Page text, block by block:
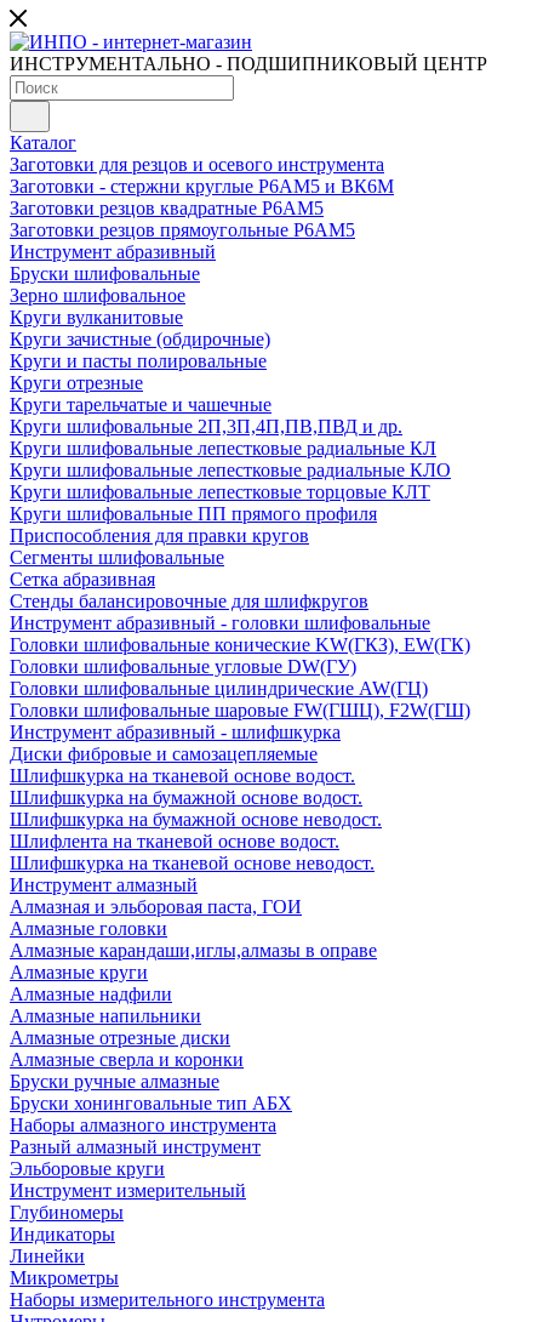
ИНСТРУМЕНТАЛЬНО - ПОДШИПНИКОВЫЙ ЦЕНТР
Каталог
Заготовки для резцов и осевого инструмента
Заготовки - стержни круглые Р6АМ5 и ВК6М
Заготовки резцов квадратные Р6АМ5
Заготовки резцов прямоугольные Р6АМ5
Инструмент абразивный
Бруски шлифовальные
Зерно шлифовальное
Круги вулканитовые
Круги зачистные (обдирочные)
Круги и пасты полировальные
Круги отрезные
Круги тарельчатые и чашечные
Круги шлифовальные 2П,3П,4П,ПВ,ПВД и др.
Круги шлифовальные лепестковые радиальные КЛ
Круги шлифовальные лепестковые радиальные КЛО
Круги шлифовальные лепестковые торцовые КЛТ
Круги шлифовальные ПП прямого профиля
Приспособления для правки кругов
Сегменты шлифовальные
Сетка абразивная
Стенды балансировочные для шлифкругов
Инструмент абразивный - головки шлифовальные
Головки шлифовальные конические KW(ГКЗ), EW(ГК)
Головки шлифовальные угловые DW(ГУ)
Головки шлифовальные цилиндрические AW(ГЦ)
Головки шлифовальные шаровые FW(ГШЦ), F2W(ГШ)
Инструмент абразивный - шлифшкурка
Диски фибровые и самозацепляемые
Шлифшкурка на тканевой основе водост.
Шлифшкурка на бумажной основе водост.
Шлифшкурка на бумажной основе неводост.
Шлифлента на тканевой основе водост.
Шлифшкурка на тканевой основе неводост.
Инструмент алмазный
Алмазная и эльборовая паста, ГОИ
Алмазные головки
Алмазные карандаши,иглы,алмазы в оправе
Алмазные круги
Алмазные надфили
Алмазные напильники
Алмазные отрезные диски
Алмазные сверла и коронки
Бруски ручные алмазные
Бруски хонинговальные тип АБХ
Наборы алмазного инструмента
Разный алмазный инструмент
Эльборовые круги
Инструмент измерительный
Глубиномеры
Индикаторы
Линейки
Микрометры
Наборы измерительного инструмента